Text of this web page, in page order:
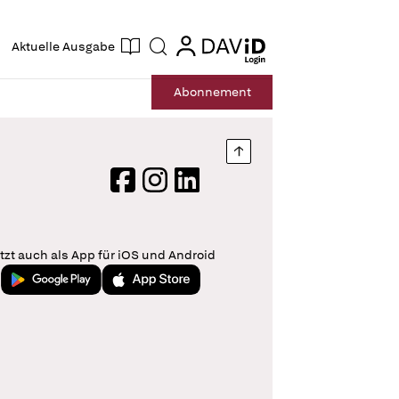
Aktuelle Ausgabe Suche login
login
Abonnement
Nach oben springen
FacebookInstagram
LinkedIn
auch als App für iOS und Android
Jetzt bei Google PlayLaden im App Store